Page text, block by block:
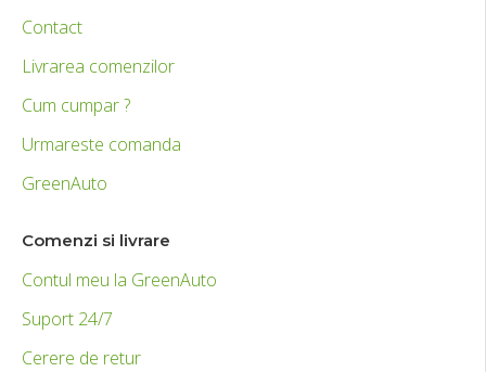
Contact
Livrarea comenzilor
Cum cumpar ?
Urmareste comanda
GreenAuto
Comenzi si livrare
Contul meu la GreenAuto
Suport 24/7
Cerere de retur